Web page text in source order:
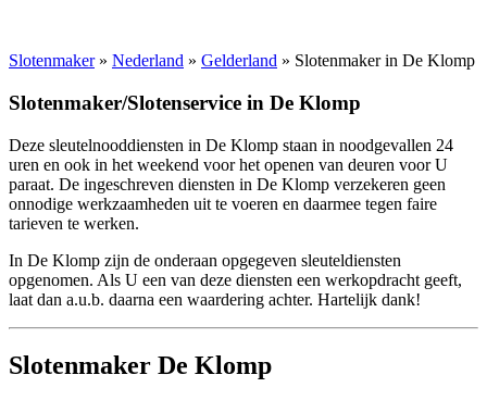
Slotenmaker» Nederland » Gelderland » Slotenmaker in De Klomp
Slotenmaker/Slotenservice in De Klomp
Deze sleutelnooddiensten in De Klomp staan in noodgevallen 24
uren en ook in het weekend voor het openen van deuren voor U
paraat. De ingeschreven diensten in De Klomp verzekeren geen
onnodige werkzaamheden uit te voeren en daarmee tegen faire
tarieven te werken.
In De Klomp zijn de onderaan opgegeven sleuteldiensten
opgenomen. Als U een van deze diensten een werkopdracht geeft,
laat dan a.u.b. daarna een waardering achter. Hartelijk dank!
Slotenmaker De Klomp